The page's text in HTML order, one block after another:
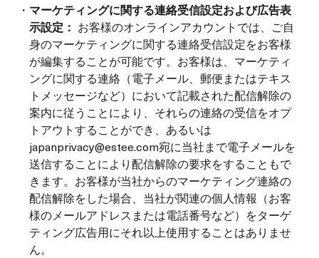
・ マーケティングに関する連絡受信設定および広告表
示設定： お客様のオンラインアカウントでは、ご自
身のマーケティングに関する連絡受信設定をお客様
が編集することが可能です。お客様は、マーケティ
ングに関する連絡（電子メール、郵便またはテキス
トメッセージなど）において記載された配信解除の
案内に従うことにより、それらの連絡の受信をオプ
トアウトすることができ、あるいは
japanprivacy@estee.com宛に当社まで電子メールを
送信することにより配信解除の要求をすることもで
きます。お客様が当社からのマーケティング連絡の
配信解除をした場合、当社が関連の個人情報（お客
様のメールアドレスまたは電話番号など）をターゲ
ティング広告用にそれ以上使用することはありませ
ん。